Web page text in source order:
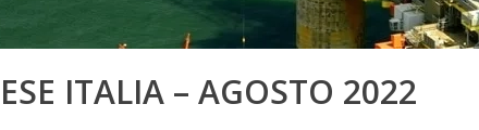
ITALIA – AGOSTO 2022